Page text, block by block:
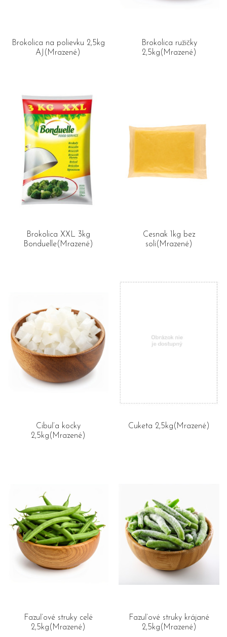
Brokolica na polievku 2,5kg
AJ(Mrazené)
Brokolica ružičky
2,5kg(Mrazené)
Brokolica XXL 3kg
Bonduelle(Mrazené)
Cesnak 1kg bez
soli(Mrazené)
Cibuľa kocky
2,5kg(Mrazené)
Cuketa 2,5kg(Mrazené)
Fazuľové struky celé
2,5kg(Mrazené)
Fazuľové struky krájané
2,5kg(Mrazené)